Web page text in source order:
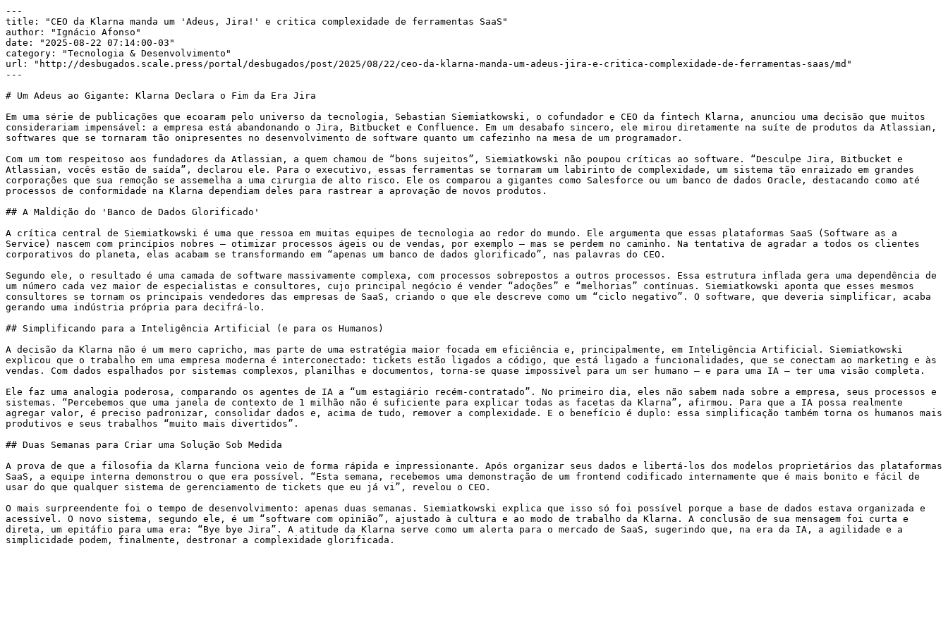
---
title: "CEO da Klarna manda um 'Adeus, Jira!' e critica complexidade de ferramentas SaaS"
author: "Ignácio Afonso"
date: "2025-08-22 07:14:00-03"
category: "Tecnologia & Desenvolvimento"
url: "http://desbugados.scale.press/portal/desbugados/post/2025/08/22/ceo-da-klarna-manda-um-adeus-jira-e-critica-complexidade-de-ferramentas-saas/md"
---
# Um Adeus ao Gigante: Klarna Declara o Fim da Era Jira
Em uma série de publicações que ecoaram pelo universo da tecnologia, Sebastian Siemiatkowski, o cofundador e CEO da fintech Klarna, anunciou uma decisão que muitos
considerariam impensável: a empresa está abandonando o Jira, Bitbucket e Confluence. Em um desabafo sincero, ele mirou diretamente na suíte de produtos da Atlassian,
softwares que se tornaram tão onipresentes no desenvolvimento de software quanto um cafezinho na mesa de um programador.
Com um tom respeitoso aos fundadores da Atlassian, a quem chamou de “bons sujeitos”, Siemiatkowski não poupou críticas ao software. “Desculpe Jira, Bitbucket e
Atlassian, vocês estão de saída”, declarou ele. Para o executivo, essas ferramentas se tornaram um labirinto de complexidade, um sistema tão enraizado em grandes
corporações que sua remoção se assemelha a uma cirurgia de alto risco. Ele os comparou a gigantes como Salesforce ou um banco de dados Oracle, destacando como até
processos de conformidade na Klarna dependiam deles para rastrear a aprovação de novos produtos.
## A Maldição do 'Banco de Dados Glorificado'
A crítica central de Siemiatkowski é uma que ressoa em muitas equipes de tecnologia ao redor do mundo. Ele argumenta que essas plataformas SaaS (Software as a
Service) nascem com princípios nobres – otimizar processos ágeis ou de vendas, por exemplo – mas se perdem no caminho. Na tentativa de agradar a todos os clientes
corporativos do planeta, elas acabam se transformando em “apenas um banco de dados glorificado”, nas palavras do CEO.
Segundo ele, o resultado é uma camada de software massivamente complexa, com processos sobrepostos a outros processos. Essa estrutura inflada gera uma dependência de
um número cada vez maior de especialistas e consultores, cujo principal negócio é vender “adoções” e “melhorias” contínuas. Siemiatkowski aponta que esses mesmos
consultores se tornam os principais vendedores das empresas de SaaS, criando o que ele descreve como um “ciclo negativo”. O software, que deveria simplificar, acaba
gerando uma indústria própria para decifrá-lo.
## Simplificando para a Inteligência Artificial (e para os Humanos)
A decisão da Klarna não é um mero capricho, mas parte de uma estratégia maior focada em eficiência e, principalmente, em Inteligência Artificial. Siemiatkowski
explicou que o trabalho em uma empresa moderna é interconectado: tickets estão ligados a código, que está ligado a funcionalidades, que se conectam ao marketing e às
vendas. Com dados espalhados por sistemas complexos, planilhas e documentos, torna-se quase impossível para um ser humano – e para uma IA – ter uma visão completa.
Ele faz uma analogia poderosa, comparando os agentes de IA a “um estagiário recém-contratado”. No primeiro dia, eles não sabem nada sobre a empresa, seus processos e
sistemas. “Percebemos que uma janela de contexto de 1 milhão não é suficiente para explicar todas as facetas da Klarna”, afirmou. Para que a IA possa realmente
agregar valor, é preciso padronizar, consolidar dados e, acima de tudo, remover a complexidade. E o benefício é duplo: essa simplificação também torna os humanos mais
produtivos e seus trabalhos “muito mais divertidos”.
## Duas Semanas para Criar uma Solução Sob Medida
A prova de que a filosofia da Klarna funciona veio de forma rápida e impressionante. Após organizar seus dados e libertá-los dos modelos proprietários das plataformas
SaaS, a equipe interna demonstrou o que era possível. “Esta semana, recebemos uma demonstração de um frontend codificado internamente que é mais bonito e fácil de
usar do que qualquer sistema de gerenciamento de tickets que eu já vi”, revelou o CEO.
O mais surpreendente foi o tempo de desenvolvimento: apenas duas semanas. Siemiatkowski explica que isso só foi possível porque a base de dados estava organizada e
acessível. O novo sistema, segundo ele, é um “software com opinião”, ajustado à cultura e ao modo de trabalho da Klarna. A conclusão de sua mensagem foi curta e
direta, um epitáfio para uma era: “Bye bye Jira”. A atitude da Klarna serve como um alerta para o mercado de SaaS, sugerindo que, na era da IA, a agilidade e a
simplicidade podem, finalmente, destronar a complexidade glorificada.